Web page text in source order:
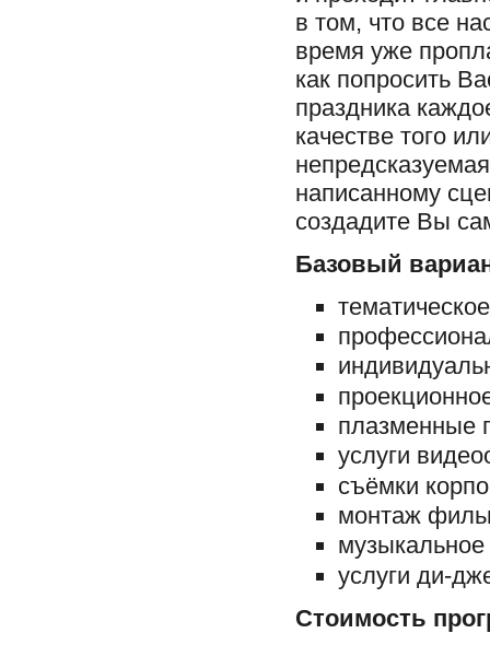
в том, что все
время уже
как попросить
праздника
качестве того
написанному
создадите Вы
Базовый
плазменные
услуги
съёмки
монтаж
услуги ди-
Стоимость